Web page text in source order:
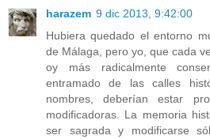
harazem 9 dic 2013, 9:42:00
Hubiera quedado el entorno
de Málaga, pero yo, que cada
oy más radicalmente
entramado de las calles
nombres, deberían estar
modificadoras. La memoria
ser sagrada y modificarse